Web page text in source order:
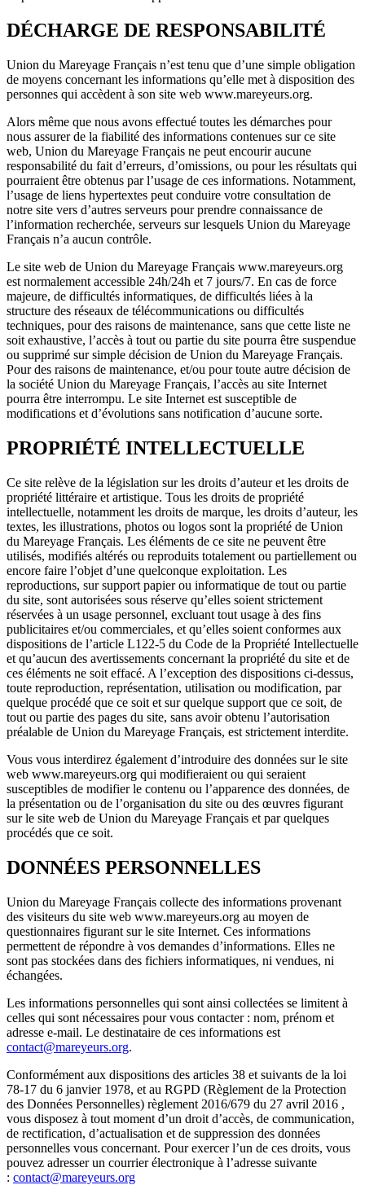
DÉCHARGE DE RESPONSABILITÉ
Union du Mareyage Français n’est tenu que d’une simple obligation
de moyens concernant les informations qu’elle met à disposition des
personnes qui accèdent à son site web www.mareyeurs.org.
Alors même que nous avons effectué toutes les démarches pour
nous assurer de la fiabilité des informations contenues sur ce site
web, Union du Mareyage Français ne peut encourir aucune
responsabilité du fait d’erreurs, d’omissions, ou pour les résultats qui
pourraient être obtenus par l’usage de ces informations. Notamment,
l’usage de liens hypertextes peut conduire votre consultation de
notre site vers d’autres serveurs pour prendre connaissance de
l’information recherchée, serveurs sur lesquels Union du Mareyage
Français n’a aucun contrôle.
Le site web de Union du Mareyage Français www.mareyeurs.org
est normalement accessible 24h/24h et 7 jours/7. En cas de force
majeure, de difficultés informatiques, de difficultés liées à la
structure des réseaux de télécommunications ou difficultés
techniques, pour des raisons de maintenance, sans que cette liste ne
soit exhaustive, l’accès à tout ou partie du site pourra être suspendue
ou supprimé sur simple décision de Union du Mareyage Français.
Pour des raisons de maintenance, et/ou pour toute autre décision de
la société Union du Mareyage Français, l’accès au site Internet
pourra être interrompu. Le site Internet est susceptible de
modifications et d’évolutions sans notification d’aucune sorte.
PROPRIÉTÉ INTELLECTUELLE
Ce site relève de la législation sur les droits d’auteur et les droits de
propriété littéraire et artistique. Tous les droits de propriété
intellectuelle, notamment les droits de marque, les droits d’auteur, les
textes, les illustrations, photos ou logos sont la propriété de Union
du Mareyage Français. Les éléments de ce site ne peuvent être
utilisés, modifiés altérés ou reproduits totalement ou partiellement ou
encore faire l’objet d’une quelconque exploitation. Les
reproductions, sur support papier ou informatique de tout ou partie
du site, sont autorisées sous réserve qu’elles soient strictement
réservées à un usage personnel, excluant tout usage à des fins
publicitaires et/ou commerciales, et qu’elles soient conformes aux
dispositions de l’article L122-5 du Code de la Propriété Intellectuelle
et qu’aucun des avertissements concernant la propriété du site et de
ces éléments ne soit effacé. A l’exception des dispositions ci-dessus,
toute reproduction, représentation, utilisation ou modification, par
quelque procédé que ce soit et sur quelque support que ce soit, de
tout ou partie des pages du site, sans avoir obtenu l’autorisation
préalable de Union du Mareyage Français, est strictement interdite.
Vous vous interdirez également d’introduire des données sur le site
web www.mareyeurs.org qui modifieraient ou qui seraient
susceptibles de modifier le contenu ou l’apparence des données, de
la présentation ou de l’organisation du site ou des œuvres figurant
sur le site web de Union du Mareyage Français et par quelques
procédés que ce soit.
DONNÉES PERSONNELLES
Union du Mareyage Français collecte des informations provenant
des visiteurs du site web www.mareyeurs.org au moyen de
questionnaires figurant sur le site Internet. Ces informations
permettent de répondre à vos demandes d’informations. Elles ne
sont pas stockées dans des fichiers informatiques, ni vendues, ni
échangées.
Les informations personnelles qui sont ainsi collectées se limitent à
celles qui sont nécessaires pour vous contacter : nom, prénom et
adresse e-mail. Le destinataire de ces informations est
contact@mareyeurs.org.
Conformément aux dispositions des articles 38 et suivants de la loi
78-17 du 6 janvier 1978, et au RGPD (Règlement de la Protection
des Données Personnelles) règlement 2016/679 du 27 avril 2016 ,
vous disposez à tout moment d’un droit d’accès, de communication,
de rectification, d’actualisation et de suppression des données
personnelles vous concernant. Pour exercer l’un de ces droits, vous
pouvez adresser un courrier électronique à l’adresse suivante
: contact@mareyeurs.org